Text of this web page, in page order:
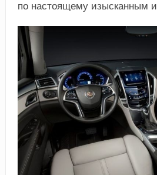
по настоящему изысканным